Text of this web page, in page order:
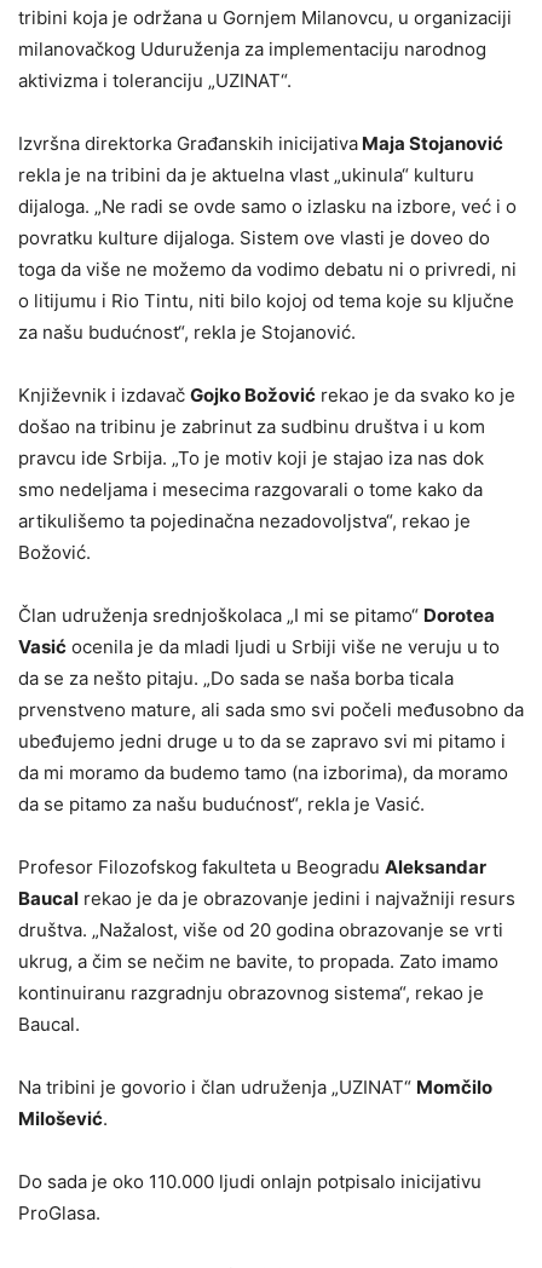
tribini koja je održana u Gornjem Milanovcu, u organizaciji
milanovačkog Uduruženja za implementaciju narodnog
aktivizma i toleranciju „UZINAT“.
Izvršna direktorka Građanskih inicijativa Maja Stojanović
rekla je na tribini da je aktuelna vlast „ukinula“ kulturu
dijaloga. „Ne radi se ovde samo o izlasku na izbore, već i o
povratku kulture dijaloga. Sistem ove vlasti je doveo do
toga da više ne možemo da vodimo debatu ni o privredi, ni
o litijumu i Rio Tintu, niti bilo kojoj od tema koje su ključne
za našu budućnost“, rekla je Stojanović.
Književnik i izdavač Gojko Božović rekao je da svako ko je
došao na tribinu je zabrinut za sudbinu društva i u kom
pravcu ide Srbija. „To je motiv koji je stajao iza nas dok
smo nedeljama i mesecima razgovarali o tome kako da
artikulišemo ta pojedinačna nezadovoljstva“, rekao je
Božović.
Član udruženja srednjoškolaca „I mi se pitamo“ Dorotea
Vasić ocenila je da mladi ljudi u Srbiji više ne veruju u to
da se za nešto pitaju. „Do sada se naša borba ticala
prvenstveno mature, ali sada smo svi počeli međusobno da
ubeđujemo jedni druge u to da se zapravo svi mi pitamo i
da mi moramo da budemo tamo (na izborima), da moramo
da se pitamo za našu budućnost“, rekla je Vasić.
Profesor Filozofskog fakulteta u Beogradu Aleksandar
Baucal rekao je da je obrazovanje jedini i najvažniji resurs
društva. „Nažalost, više od 20 godina obrazovanje se vrti
ukrug, a čim se nečim ne bavite, to propada. Zato imamo
kontinuiranu razgradnju obrazovnog sistema“, rekao je
Baucal.
Na tribini je govorio i član udruženja „UZINAT“ Momčilo
Milošević.
Do sada je oko 110.000 ljudi onlajn potpisalo inicijativu
ProGlasa.